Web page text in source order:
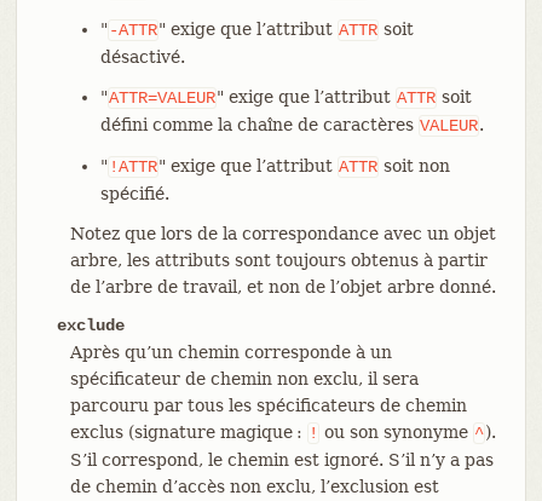
" -ATTR" exige que l’attribut ATTR soit
désactivé.
"ATTR=VALEUR" exige que l’attribut ATTR soit
défini comme la chaîne de caractères VALEUR.
" !ATTR" exige que l’attribut ATTR soit non
spécifié.
Notez que lors de la correspondance avec un objet
arbre, les attributs sont toujours obtenus à partir
de l’arbre de travail, et non de l’objet arbre donné.
exclude
Après qu’un chemin corresponde à un
spécificateur de chemin non exclu, il sera
parcouru par tous les spécificateurs de chemin
exclus (signature magique : ! ou son synonyme ^).
S’il correspond, le chemin est ignoré. S’il n’y a pas
de chemin d’accès non exclu, l’exclusion est